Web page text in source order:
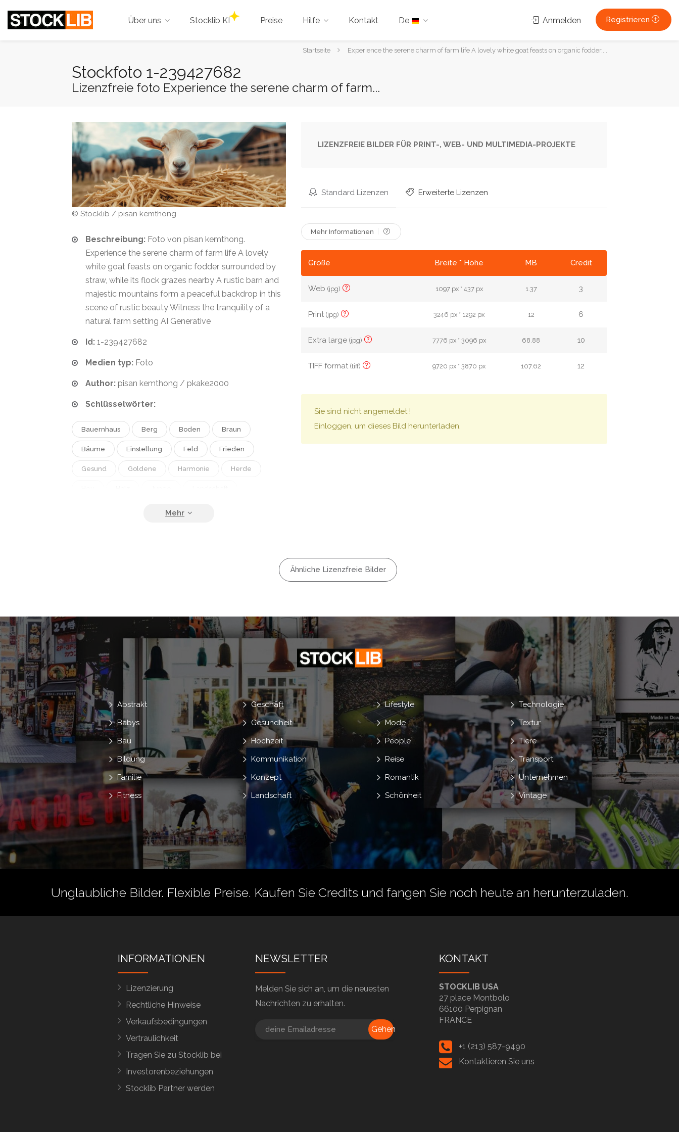
Über uns Stocklib KI Preise Hilfe Kontakt De Anmelden Registrieren
Startseite Experience the serene charm of farm life A lovely white goat feasts on organic fodder,...
Stockfoto 1-239427682
Lizenzfreie foto Experience the serene charm of farm...
© Stocklib / pisan kemthong
Beschreibung: Foto von pisan kemthong.
Experience the serene charm of farm life A lovely
white goat feasts on organic fodder, surrounded by
straw, while its flock grazes nearby A rustic barn and
majestic mountains form a peaceful backdrop in this
scene of rustic beauty Witness the tranquility of a
natural farm setting AI Generative
Id: 1-239427682
Medien typ: Foto
Author: pisan kemthong / pkake2000
Schlüsselwörter:
Bauernhaus Berg Boden Braun
Bäume Einstellung Feld Frieden
Gesund Goldene Harmonie Herde
LIZENZFREIE BILDER FÜR PRINT-, WEB- UND MULTIMEDIA-PROJEKTE
Standard Lizenzen Erweiterte Lizenzen
Mehr Informationen
Größe Breite * Höhe MB Credit
Web(jpg) 1097 px * 437 px 1.37 3
Print(jpg) 3246 px * 1292 px 12 6
Extra large(jpg) 7776 px * 3096 px 68.88 10
TIFF format(tiff) 9720 px * 3870 px 107.62 12
Sie sind nicht angemeldet !
Einloggen, um dieses Bild herunterladen.
Ähnliche Lizenzfreie Bilder
Abstrakt
Babys
Bau
Bildung
Familie
Fitness
Geschäft
Gesundheit
Hochzeit
Kommunikation
Konzept
Landschaft
Lifestyle
Mode
People
Reise
Romantik
Schönheit
Technologie
Textur
Tiere
Transport
Unternehmen
Vintage
Unglaubliche Bilder. Flexible Preise. Kaufen Sie Credits und fangen Sie noch heute an herunterzuladen.
INFORMATIONEN
Lizenzierung
Rechtliche Hinweise
Verkaufsbedingungen
Vertraulichkeit
Tragen Sie zu Stocklib bei
Investorenbeziehungen
Stocklib Partner werden
NEWSLETTER
Melden Sie sich an, um die neuesten
Nachrichten zu erhalten.
Gehen
KONTAKT
STOCKLIB USA
27 place Montbolo
66100 Perpignan
FRANCE
+1 (213) 587-9490
Kontaktieren Sie uns